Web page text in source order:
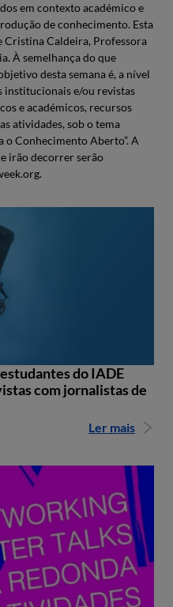
em contexto académico e
de conhecimento. Esta
Cristina Caldeira, Professora
À semelhança do que
desta semana é, a nível
institucionais e/ou revistas
e académicos, recursos
atividades, sob o tema
o Conhecimento Aberto”. A
irão decorrer serão
do IADE
com jornalistas de
Ler mais